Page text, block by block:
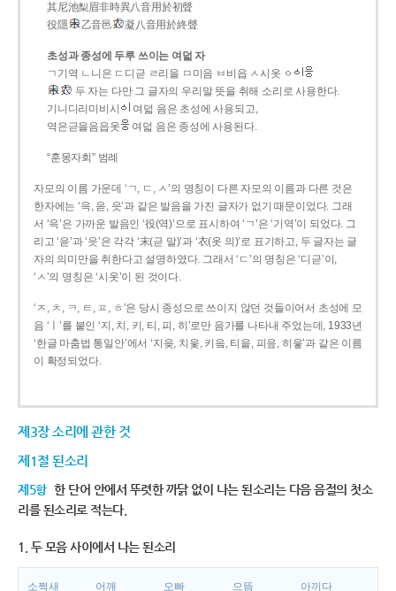
其尼池梨眉非時異八音用於初聲
役隱
乙音邑 凝八音用於終聲
초성과 종성에 두루 쓰이는 여덟 자
ㄱ기역 ㄴ니은 ㄷ디귿 ㄹ리을 ㅁ미음 ㅂ비읍 ㅅ시옷 ㆁ
두 자는 다만 그 글자의 우리말 뜻을 취해 소리로 사용한다.
기니디리미비시
여덟 음은 초성에 사용되고,
역은귿을음읍옷
여덟 음은 종성에 사용된다.
“훈몽자회” 범례
자모의 이름 가운데 ‘ㄱ, ㄷ, ㅅ’의 명칭이 다른 자모의 이름과 다른 것은
한자에는 ‘윽, 읃, 읏’과 같은 발음을 가진 글자가 없기 때문이었다. 그래
서 ‘윽’은 가까운 발음인 ‘役(역)’으로 표시하여 ‘ㄱ’은 ‘기역’이 되었다. 그
리고 ‘읃’과 ‘읏’은 각각 ‘末(귿 말)’과 ‘衣(옷 의)’로 표기하고, 두 글자는 글
자의 의미만을 취한다고 설명하였다. 그래서 ‘ㄷ’의 명칭은 ‘디귿’이,
‘ㅅ’의 명칭은 ‘시옷’이 된 것이다.
‘ㅈ, ㅊ, ㅋ, ㅌ, ㅍ, ㅎ’은 당시 종성으로 쓰이지 않던 것들이어서 초성에 모
음 ‘ㅣ’를 붙인 ‘지, 치, 키, 티, 피, 히’로만 음가를 나타내 주었는데, 1933년
‘한글 마춤법 통일안’에서 ‘지읒, 치읓, 키읔, 티읕, 피읖, 히읗’과 같은 이름
이 확정되었다.
제3장 소리에 관한 것
제1절 된소리
제5항 한 단어 안에서 뚜렷한 까닭 없이 나는 된소리는 다음 음절의 첫소
리를 된소리로 적는다.
1. 두 모음 사이에서 나는 된소리
소쩍새 어깨 오빠 으뜸
아끼다